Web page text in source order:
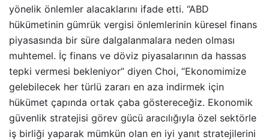
yönelik önlemler alacaklarını ifade etti. “ABD
hükümetinin gümrük vergisi önlemlerinin küresel finans
piyasasında bir süre dalgalanmalara neden olması
muhtemel. İç finans ve döviz piyasalarının da hassas
tepki vermesi bekleniyor” diyen Choi, “Ekonomimize
gelebilecek her türlü zararı en aza indirmek için
hükümet çapında ortak çaba göstereceğiz. Ekonomik
güvenlik stratejisi görev gücü aracılığıyla özel sektörle
iş birliği yaparak mümkün olan en iyi yanıt stratejilerini